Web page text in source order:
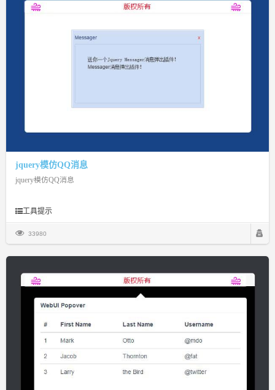
jquery模仿QQ消息
jquery模仿QQ消息
工具提示
33980